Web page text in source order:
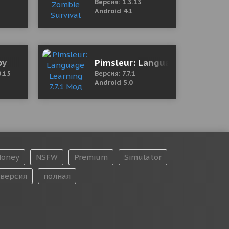
Версия: 1.3.13
Android 4.1
Pimsleur: Language Learning
Версия: 7.7.1
Android 5.0
NSFW Premium
Simulator
версия
полная